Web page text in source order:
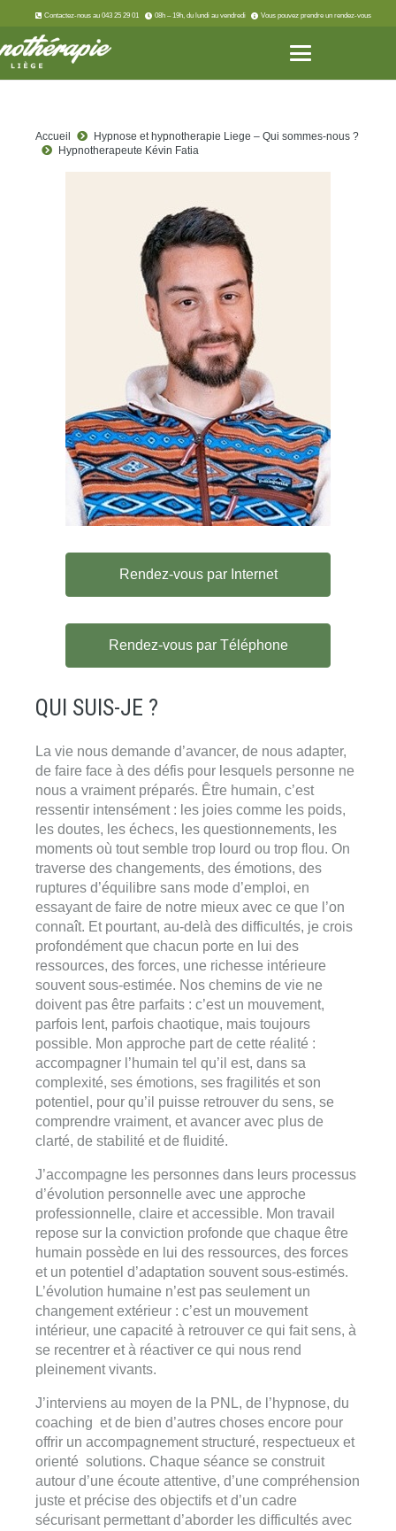
Contactez-nous au 043 25 29 01 08h – 19h, du lundi au vendredi Vous pouvez prendre un rendez-vous
Accueil
Hypnose et hypnotherapie Liege – Qui sommes-nous ?
Hypnotherapeute Kévin Fatia
QUI SUIS-JE ?
La vie nous demande d’avancer, de nous adapter,
de faire face à des défis pour lesquels personne ne
nous a vraiment préparés. Être humain, c’est
ressentir intensément : les joies comme les poids,
les doutes, les échecs, les questionnements, les
moments où tout semble trop lourd ou trop flou. On
traverse des changements, des émotions, des
ruptures d’équilibre sans mode d’emploi, en
essayant de faire de notre mieux avec ce que l’on
connaît. Et pourtant, au-delà des difficultés, je crois
profondément que chacun porte en lui des
ressources, des forces, une richesse intérieure
souvent sous-estimée. Nos chemins de vie ne
doivent pas être parfaits : c’est un mouvement,
parfois lent, parfois chaotique, mais toujours
possible. Mon approche part de cette réalité :
accompagner l’humain tel qu’il est, dans sa
complexité, ses émotions, ses fragilités et son
potentiel, pour qu’il puisse retrouver du sens, se
comprendre vraiment, et avancer avec plus de
clarté, de stabilité et de fluidité.
J’accompagne les personnes dans leurs processus
d’évolution personnelle avec une approche
professionnelle, claire et accessible. Mon travail
repose sur la conviction profonde que chaque être
humain possède en lui des ressources, des forces
et un potentiel d’adaptation souvent sous-estimés.
L’évolution humaine n’est pas seulement un
changement extérieur : c’est un mouvement
intérieur, une capacité à retrouver ce qui fait sens, à
se recentrer et à réactiver ce qui nous rend
pleinement vivants.
J’interviens au moyen de la PNL, de l’hypnose, du
coaching et de bien d’autres choses encore pour
offrir un accompagnement structuré, respectueux et
orienté solutions. Chaque séance se construit
autour d’une écoute attentive, d’une compréhension
juste et précise des objectifs et d’un cadre
sécurisant permettant d’aborder les difficultés avec
Rendez-vous par Internet
Rendez-vous par Téléphone